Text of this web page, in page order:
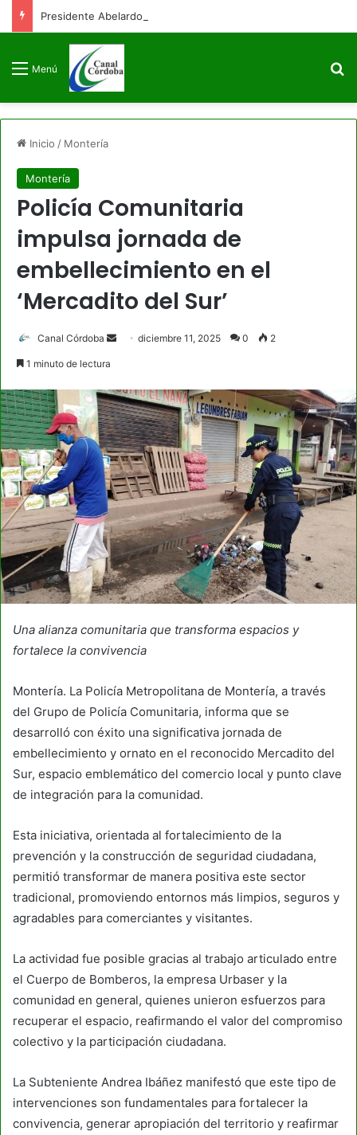
Menú
Inicio / Montería
Montería
Policía Comunitaria
impulsa jornada de
embellecimiento en el
‘Mercadito del Sur’
Canal Córdoba
Senddiciembre 11, 2025 0 2
1 minuto de lectura
Una alianza comunitaria que transforma espacios y
fortalece la convivencia
Montería. La Policía Metropolitana de Montería, a través
del Grupo de Policía Comunitaria, informa que se
desarrolló con éxito una significativa jornada de
embellecimiento y ornato en el reconocido Mercadito del
Sur, espacio emblemático del comercio local y punto clave
de integración para la comunidad.
Esta iniciativa, orientada al fortalecimiento de la
prevención y la construcción de seguridad ciudadana,
permitió transformar de manera positiva este sector
tradicional, promoviendo entornos más limpios, seguros y
agradables para comerciantes y visitantes.
La actividad fue posible gracias al trabajo articulado entre
el Cuerpo de Bomberos, la empresa Urbaser y la
comunidad en general, quienes unieron esfuerzos para
recuperar el espacio, reafirmando el valor del compromiso
colectivo y la participación ciudadana.
La Subteniente Andrea Ibáñez manifestó que este tipo de
intervenciones son fundamentales para fortalecer la
convivencia, generar apropiación del territorio y reafirmar